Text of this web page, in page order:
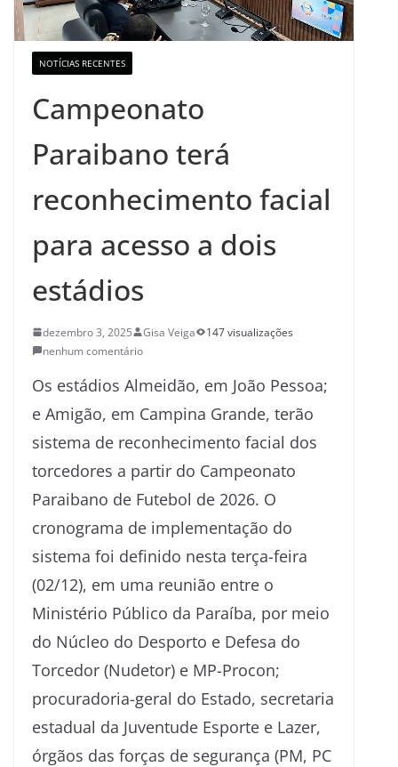
NOTÍCIAS RECENTES
Campeonato
Paraibano terá
reconhecimento facial
para acesso a dois
estádios
dezembro 3, 2025 Gisa Veiga
147 visualizações
nenhum comentário
Os estádios Almeidão, em João Pessoa;
e Amigão, em Campina Grande, terão
sistema de reconhecimento facial dos
torcedores a partir do Campeonato
Paraibano de Futebol de 2026. O
cronograma de implementação do
sistema foi definido nesta terça-feira
(02/12), em uma reunião entre o
Ministério Público da Paraíba, por meio
do Núcleo do Desporto e Defesa do
Torcedor (Nudetor) e MP-Procon;
procuradoria-geral do Estado, secretaria
estadual da Juventude Esporte e Lazer,
órgãos das forças de segurança (PM, PC